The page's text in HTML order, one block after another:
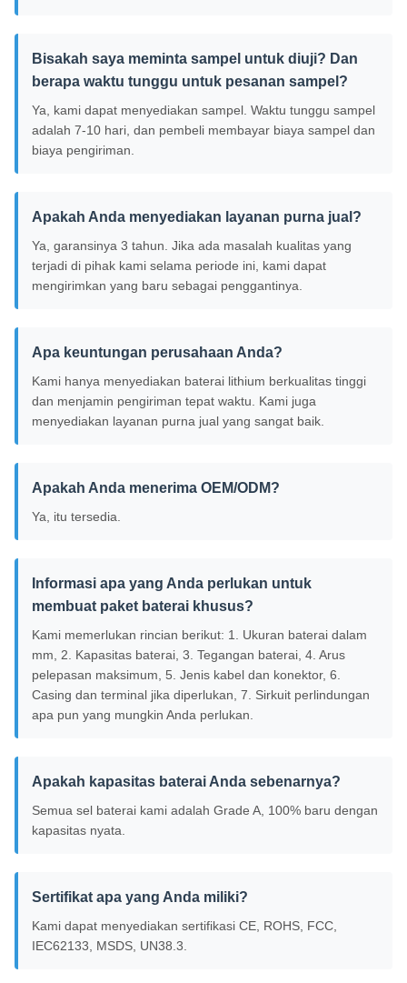
Bisakah saya meminta sampel untuk diuji? Dan
berapa waktu tunggu untuk pesanan sampel?
Ya, kami dapat menyediakan sampel. Waktu tunggu sampel
adalah 7-10 hari, dan pembeli membayar biaya sampel dan
biaya pengiriman.
Apakah Anda menyediakan layanan purna jual?
Ya, garansinya 3 tahun. Jika ada masalah kualitas yang
terjadi di pihak kami selama periode ini, kami dapat
mengirimkan yang baru sebagai penggantinya.
Apa keuntungan perusahaan Anda?
Kami hanya menyediakan baterai lithium berkualitas tinggi
dan menjamin pengiriman tepat waktu. Kami juga
menyediakan layanan purna jual yang sangat baik.
Apakah Anda menerima OEM/ODM?
Ya, itu tersedia.
Informasi apa yang Anda perlukan untuk
membuat paket baterai khusus?
Kami memerlukan rincian berikut: 1. Ukuran baterai dalam
mm, 2. Kapasitas baterai, 3. Tegangan baterai, 4. Arus
pelepasan maksimum, 5. Jenis kabel dan konektor, 6.
Casing dan terminal jika diperlukan, 7. Sirkuit perlindungan
apa pun yang mungkin Anda perlukan.
Apakah kapasitas baterai Anda sebenarnya?
Semua sel baterai kami adalah Grade A, 100% baru dengan
kapasitas nyata.
Sertifikat apa yang Anda miliki?
Kami dapat menyediakan sertifikasi CE, ROHS, FCC,
IEC62133, MSDS, UN38.3.